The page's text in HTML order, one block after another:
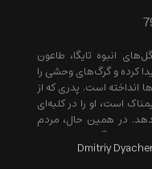
انبوه تایگا، طاعون
کرده و گرگ‌های وحشی را
انداخته است. پدری که از
است، او را در کلبه‌ای
در همین حال، مردم
دو خطر بزرگ دست و پنجه
گرگ‌های هار و شکارچی
Dmitriy